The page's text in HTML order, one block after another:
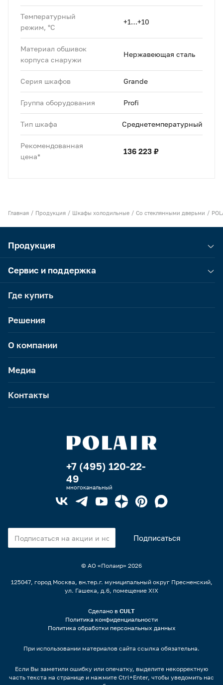
Температурный
режим, °C
+1…+10
Материал обшивок
корпуса снаружи
Нержавеющая сталь
Серия шкафов Grande
Группа оборудования Profi
Тип шкафа Среднетемпературный
Рекомендованная
цена*
136 223 ₽
Главная Продукция Шкафы холодильные Со стеклянными дверьми
Продукция
Сервис и поддержка
Где купить
Решения
О компании
Медиа
Контакты
+7 (495) 120-22-
49
многоканальный
© АО «Полаир» 2026
125047, город Москва, вн.тер.г. муниципальный округ Пресненский,
ул. Гашека, д.6, помещение XIX
Сделано в CULT
Политика конфиденциальности
Политика обработки персональных данных
При использовании материалов сайта ссылка обязательна.
Если Вы заметили ошибку или опечатку, выделите некорректную
часть текста на странице и нажмите Ctrl+Enter, чтобы уведомить нас